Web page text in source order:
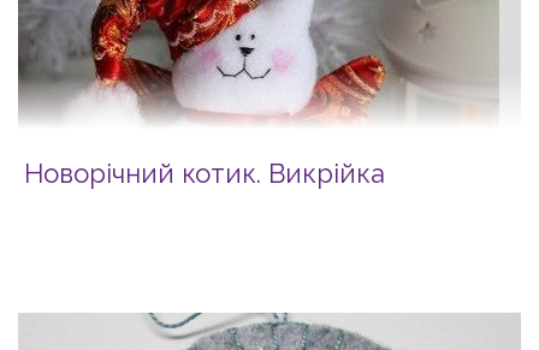
Новорічний котик. Викрійка